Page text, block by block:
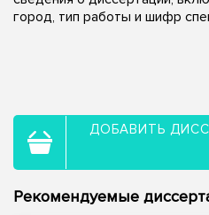
город, тип работы и шифр
ДОБАВИТЬ
Рекомендуемые